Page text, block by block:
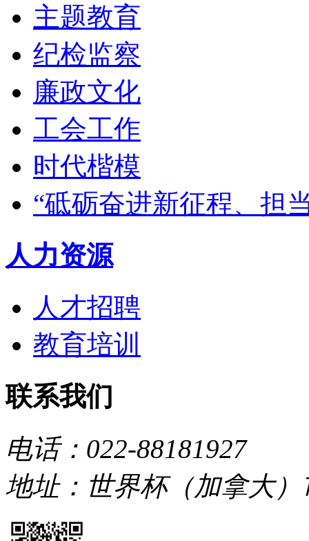
主题教育
纪检监察
廉政文化
工会工作
时代楷模
“砥砺奋进新征程、担
人力资源
人才招聘
教育培训
联系我们
电话：022-88181927
地址：世界杯（加拿大